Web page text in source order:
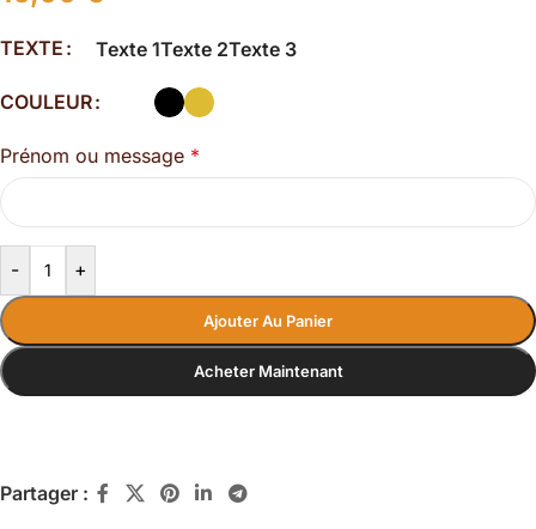
TEXTE Texte 1Texte 2Texte 3
COULEUR
Prénom ou message *
- +
Ajouter Au Panier
Acheter Maintenant
Partager :